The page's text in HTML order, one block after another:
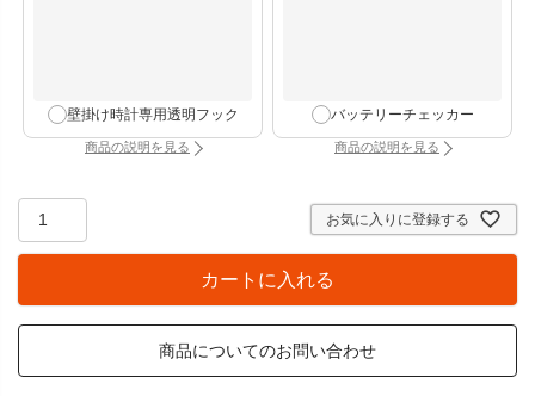
壁掛け時計専用透明フック
商品の説明を見る：壁掛け時計専用透明フック（別タブで開きます）
バッテリーチェッカー
商品の説明を見る：バッテリーチェッカ
お気に入りに登録する
カートに入れる
商品についてのお問い合わせ